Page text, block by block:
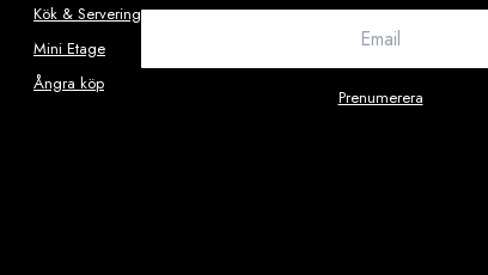
Kök & Servering
Mini Etage
Ångra köp
Prenumerera